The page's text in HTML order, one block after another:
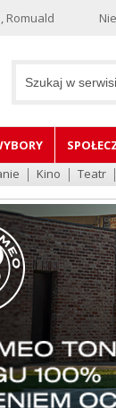
Romuald
Kino Teatr